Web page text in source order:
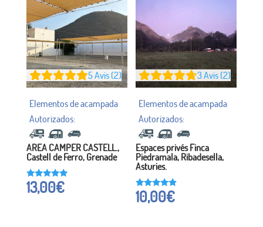
5Avis (2)
AREA CAMPER CASTELL.,
Castell de Ferro, Grenade
Noté à
5h00
13,00€
3Avis (2)
Espaces privés Finca
Piedramala, Ribadesella,
Asturies.
Noté à
4,67
10,00€